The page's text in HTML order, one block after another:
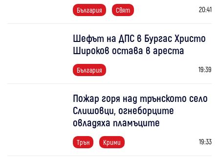
България Свят 20:41
Шефът на ДПС в Бургас Христо
Широков остава в ареста
България 19:39
Пожар горя над трънското село
Слишовци, огнеборците
овладяха пламъците
Трън Крими 19:33